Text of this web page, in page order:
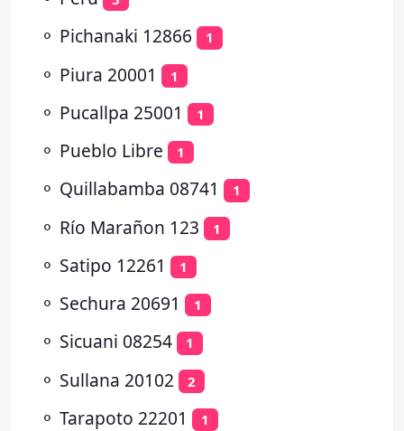
⚬ Pichanaki 12866 1
⚬ Piura 20001 1
⚬ Pucallpa 25001 1
⚬ Pueblo Libre 1
⚬ Quillabamba 08741 1
⚬ Río Marañon 123 1
⚬ Satipo 12261 1
⚬ Sechura 20691 1
⚬ Sicuani 08254 1
⚬ Sullana 20102 2
⚬ Tarapoto 22201 1